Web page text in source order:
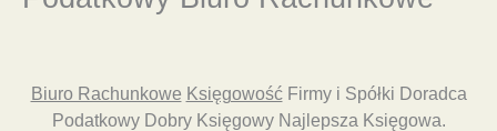
Biuro Rachunkowe KsięgowośćFirmy i Spółki Doradca
Podatkowy Dobry Księgowy Najlepsza Księgowa.